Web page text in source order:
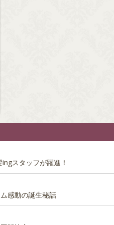
スタッフが躍進！
感動の誕生秘話